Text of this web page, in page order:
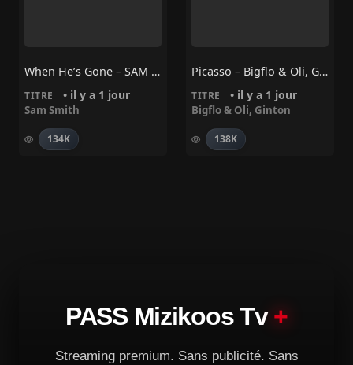
When He’s Gone – SAM SMITH
TITRE • il y a 1 jour
Sam Smith
134K
Picasso – Bigflo & Oli, Ginton
TITRE • il y a 1 jour
Bigflo & Oli, Ginton
138K
PASS Mizikoos Tv+
Streaming premium. Sans publicité. Sans